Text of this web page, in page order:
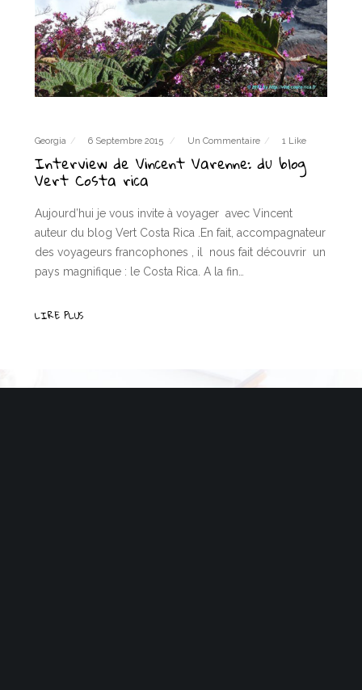
Georgia 6 Septembre 2015 Un Commentaire 1 Like
Interview de Vincent Varenne: du blog
Vert Costa rica
Aujourd’hui je vous invite à voyager avec Vincent
auteur du blog Vert Costa Rica .En fait, accompagnateur
des voyageurs francophones , il nous fait découvrir un
pays magnifique : le Costa Rica. A la fin…
LIRE PLUS